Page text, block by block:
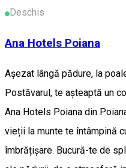
Deschis
Ana Hotels Poiana
Așezat lângă pădure, la
Postăvarul, te așteaptă un
Ana Hotels Poiana din
vieții la munte te întâmpină
îmbrățișare. Bucură-te de